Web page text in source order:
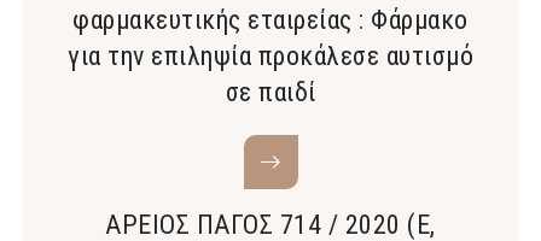
φαρμακευτικής εταιρείας : Φάρμακο
για την επιληψία προκάλεσε αυτισμό
σε παιδί
ΑΡΕΙΟΣ ΠΑΓΟΣ 714 / 2020 (Ε,